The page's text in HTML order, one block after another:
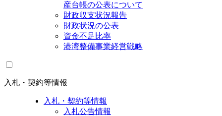
産台帳の公表について
財政収支状況報告
財政状況の公表
資金不足比率
港湾整備事業経営戦略
入札・契約等情報
入札・契約等情報
入札公告情報